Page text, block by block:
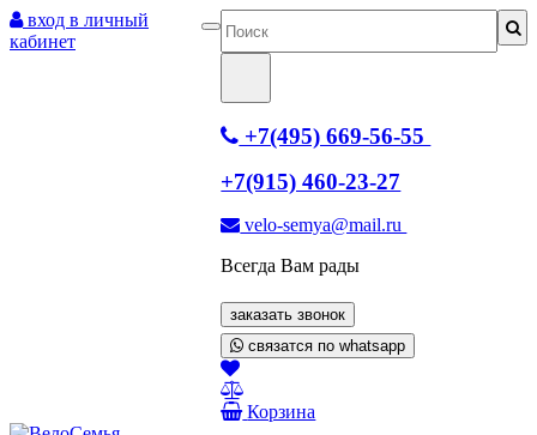
вход в личный
кабинет
+7(495) 669-56-55
+7(915) 460-23-27
velo-semya@mail.ru
Всегда Вам рады
заказать звонок
связатся по whatsapp
Корзина